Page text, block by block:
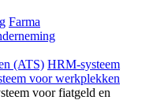
Farma
(ATS) HRM-systeem
voor werkplekken
voor fiatgeld en